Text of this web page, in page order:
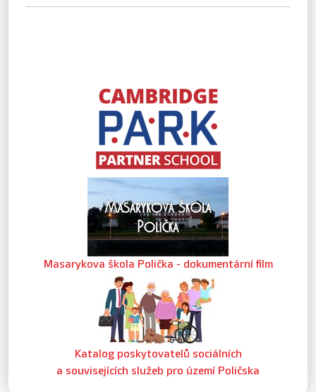
Masarykova škola Polička - dokumentární film
Katalog poskytovatelů sociálních
a souvisejících služeb pro území Poličska